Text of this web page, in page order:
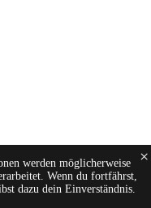
werden möglicherweise
Wenn du fortfährst,
dazu dein Einverständnis.
×